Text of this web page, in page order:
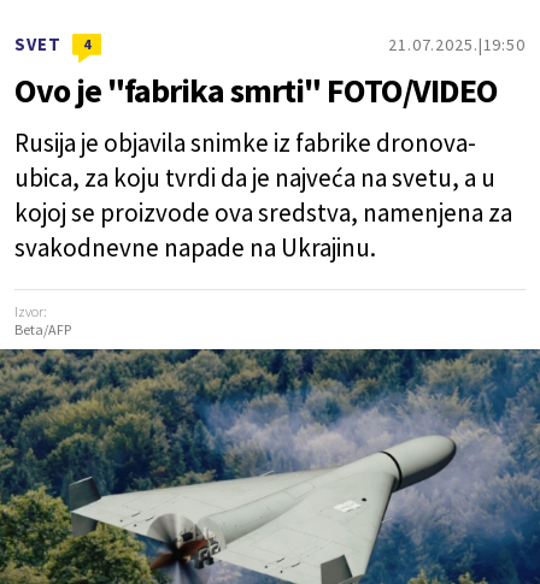
SVET 4 21.07.2025. 19:50
Ovo je "fabrika smrti" FOTO/VIDEO
Rusija je objavila snimke iz fabrike dronova-
ubica, za koju tvrdi da je najveća na svetu, a u
kojoj se proizvode ova sredstva, namenjena za
svakodnevne napade na Ukrajinu.
Izvor:
Beta/AFP